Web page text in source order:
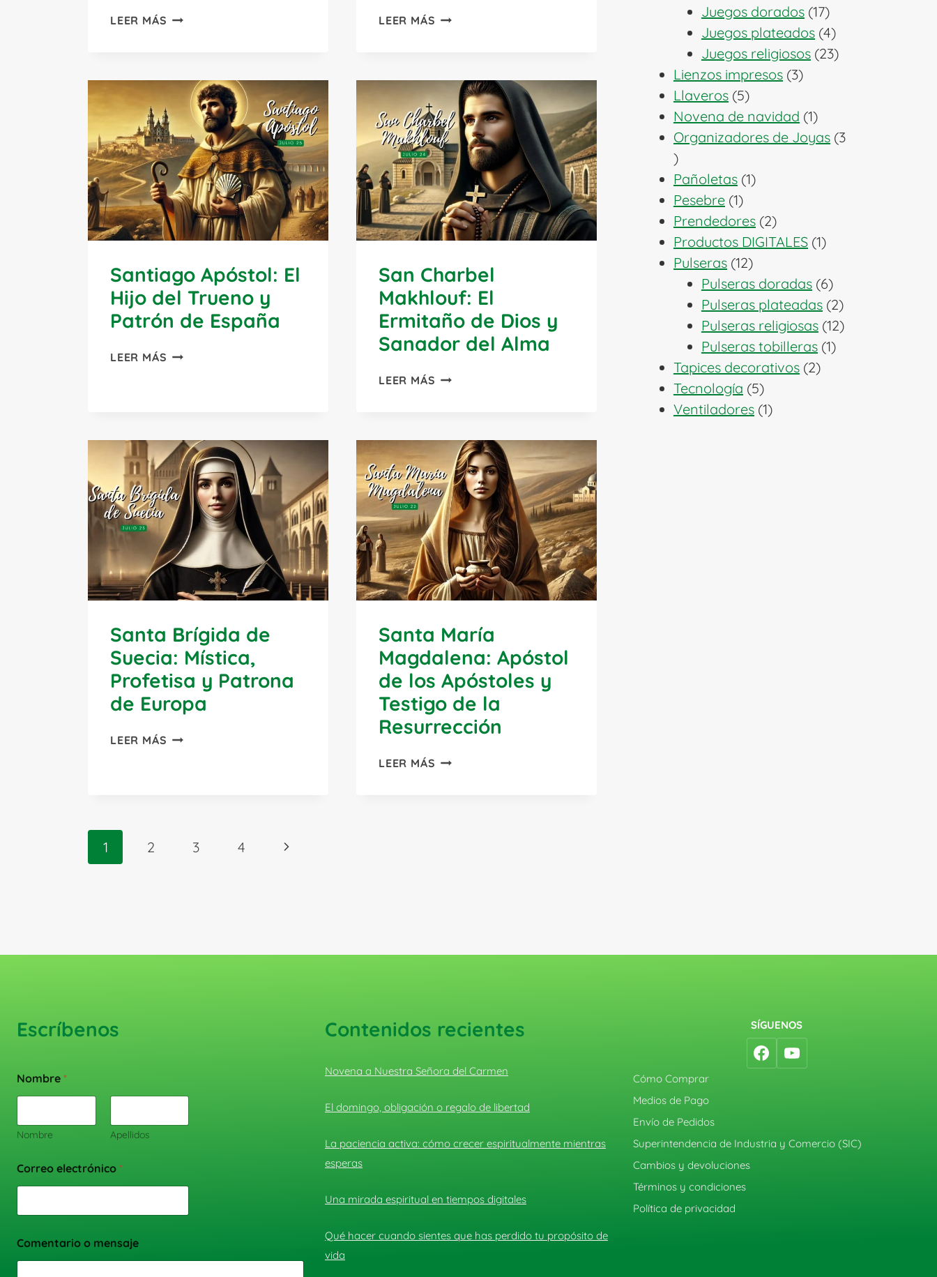
LEER MÁS SAN
Y
SANTO
MILAGROSO
LEER MÁS SAN
ANA:
LOS
SANTOS
ABUELOS
DE
JESÚS
Santiago Apóstol: El
Hijo del Trueno y
Patrón de España
LEER MÁS SANTIAGO
TRUENO
Y
PATRÓN
DE
ESPAÑA
San Charbel
Makhlouf: El
Ermitaño de Dios y
Sanador del Alma
LEER MÁS SAN
ERMITAÑO
DIOS
Y
SANADOR
DEL
ALMA
Santa Brígida de
Suecia: Mística,
Profetisa y Patrona
de Europa
LEER MÁS SANTA
PATRONA
Santa María
Magdalena: Apóstol
de los Apóstoles y
Testigo de la
Resurrección
LEER MÁS SANTA
Navegación
de
1 2 3 4
Siguiente
producto
Juegos dorados 1717
productos
Juegos plateados 44
productos
Juegos religiosos 2323
Lienzos impresos 33
Llaveros 55
productos
Novena de navidad 11
producto
Organizadores de Joyas 3
3
productos
Pañoletas 11
Pesebre 11
producto
Prendedores 22
productos
Productos DIGITALES 11
Pulseras 1212
productos
Pulseras doradas 66
productos
Pulseras plateadas 22
productos
Pulseras religiosas 1212
Pulseras tobilleras 11
Tapices decorativos 22
Tecnología 55
productos
Ventiladores 11
Escríbenos
Nombre *
Nombre Apellidos
Correo electrónico *
Comentario o mensaje
Contenidos recientes
Novena a Nuestra Señora del Carmen
El domingo, obligación o regalo de libertad
La paciencia activa: cómo crecer espiritualmente mientras
esperas
Una mirada espiritual en tiempos digitales
Qué hacer cuando sientes que has perdido tu propósito de
vida
SÍGUENOS
Cómo Comprar
Medios de Pago
Envío de Pedidos
Superintendencia de Industria y Comercio (SIC)
Cambios y devoluciones
Términos y condiciones
Política de privacidad